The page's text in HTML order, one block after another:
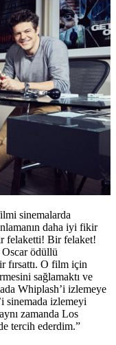
sinemalarda
daha iyi fikir
felaketti! Bir felaket!
Oscar ödüllü
fırsattı. O film için
sağlamaktı ve
Whiplash’i izlemeye
sinemada izlemeyi
zamanda Los
tercih ederdim.”